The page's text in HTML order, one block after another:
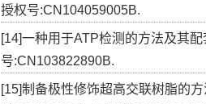
授权号:CN104059005B.
[14]一种用于ATP检测的方法及其
号:CN103822890B.
[15]制备极性修饰超高交联树脂的